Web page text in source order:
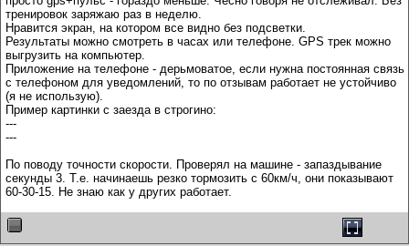
тренировок заряжаю раз в неделю.
Нравится экран, на котором все видно без подсветки.
Результаты можно смотреть в часах или телефоне. GPS трек можно
выгрузить на компьютер.
Приложение на телефоне - дерьмоватое, если нужна постоянная связь
с телефоном для уведомлений, то по отзывам работает не устойчиво
(я не использую).
Пример картинки с заезда в строгино:
---
---
По поводу точности скорости. Проверял на машине - запаздывание
секунды 3. Т.е. начинаешь резко тормозить с 60км/ч, они показывают
60-30-15. Не знаю как у других работает.